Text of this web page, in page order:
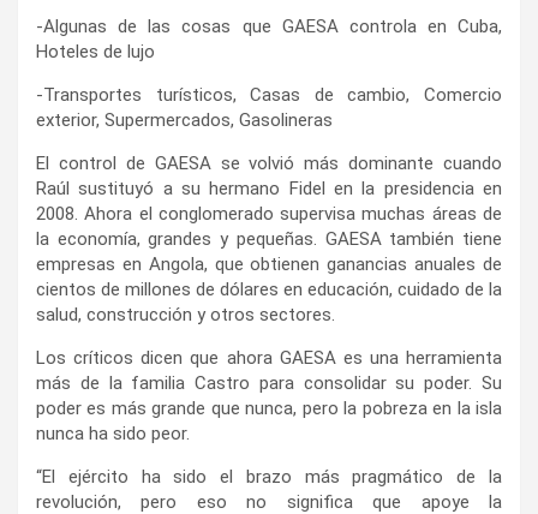
-Algunas de las cosas que GAESA controla en Cuba,
Hoteles de lujo
-Transportes turísticos, Casas de cambio, Comercio
exterior, Supermercados, Gasolineras
El control de GAESA se volvió más dominante cuando
Raúl sustituyó a su hermano Fidel en la presidencia en
2008. Ahora el conglomerado supervisa muchas áreas de
la economía, grandes y pequeñas. GAESA también tiene
empresas en Angola, que obtienen ganancias anuales de
cientos de millones de dólares en educación, cuidado de la
salud, construcción y otros sectores.
Los críticos dicen que ahora GAESA es una herramienta
más de la familia Castro para consolidar su poder. Su
poder es más grande que nunca, pero la pobreza en la isla
nunca ha sido peor.
“El ejército ha sido el brazo más pragmático de la
revolución, pero eso no significa que apoye la